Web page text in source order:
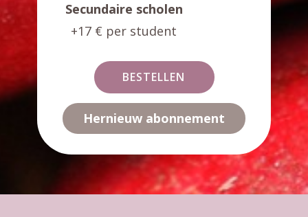
Secundaire scholen
+17 € per student
BESTELLEN
Hernieuw abonnement